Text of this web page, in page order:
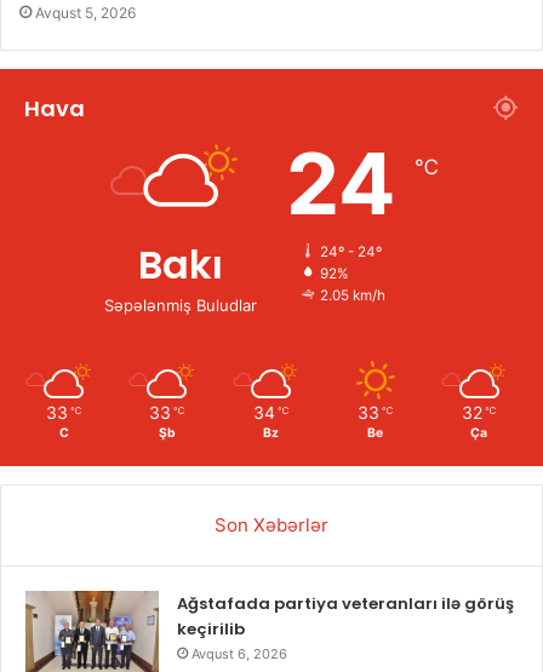
Avqust 5, 2026
Hava
Bakı
Səpələnmiş Buludlar
24 ℃
24º - 24º
92%
2.05 km/h
33 ℃
C
33 ℃
Şb
34 ℃
Bz
33 ℃
Be
32 ℃
Ça
Son Xəbərlər
Ağstafada partiya veteranları ilə görüş
keçirilib
Avqust 6, 2026